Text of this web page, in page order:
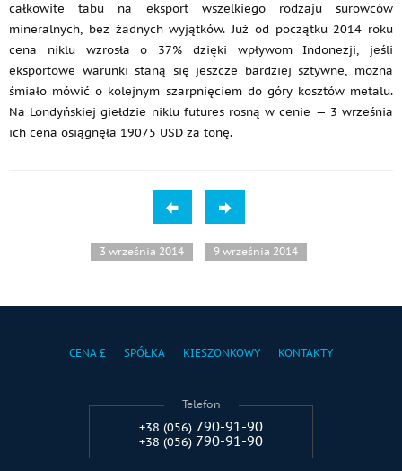
całkowite tabu na eksport wszelkiego rodzaju surowców
mineralnych, bez żadnych wyjątków. Już od początku 2014 roku
cena niklu wzrosła o 37% dzięki wpływom Indonezji, jeśli
eksportowe warunki staną się jeszcze bardziej sztywne, można
śmiało mówić o kolejnym szarpnięciem do góry kosztów metalu.
Na Londyńskiej giełdzie niklu futures rosną w cenie — 3 września
ich cena osiągnęła 19075 USD za tonę.
3 września 2014 9 września 2014
CENA £ SPÓŁKA KIESZONKOWY KONTAKTY
Telefon
+38 (056) 790-91-90
+38 (056) 790-91-90